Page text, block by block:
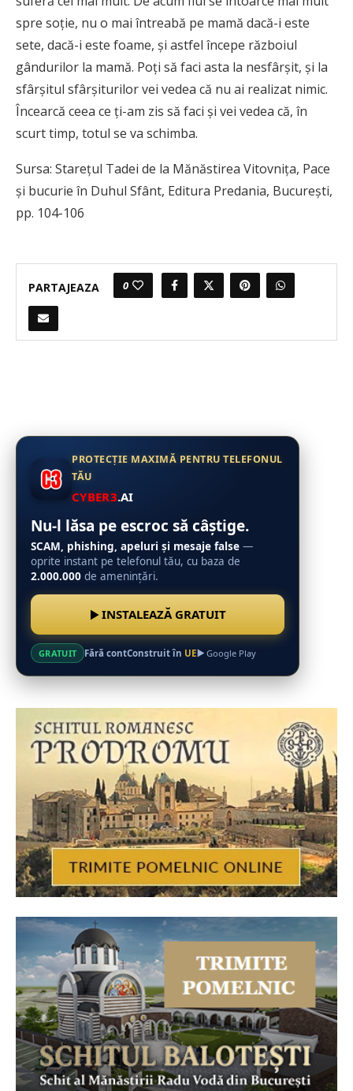
spre soţie, nu o mai întreabă pe mamă dacă-i este
sete, dacă-i este foame, şi astfel începe războiul
gândurilor la mamă. Poţi să faci asta la nesfârşit, şi la
sfârşitul sfârşiturilor vei vedea că nu ai realizat nimic.
Încearcă ceea ce ţi-am zis să faci şi vei vedea că, în
scurt timp, totul se va schimba.
Sursa: Stareţul Tadei de la Mănăstirea Vitovniţa, Pace
şi bucurie în Duhul Sfânt, Editura Predania, București,
pp. 104-106
PARTAJEAZA 0
PROTECȚIE MAXIMĂ PENTRU TELEFONUL
TĂU
CYBER3.AI
Nu-l lăsa pe escroc să câștige.
SCAM, phishing, apeluri și mesaje false —
oprite instant pe telefonul tău, cu baza de
2.000.000 de amenințări.
INSTALEAZĂ GRATUIT
GRATUIT Fără contConstruit în UE Google Play